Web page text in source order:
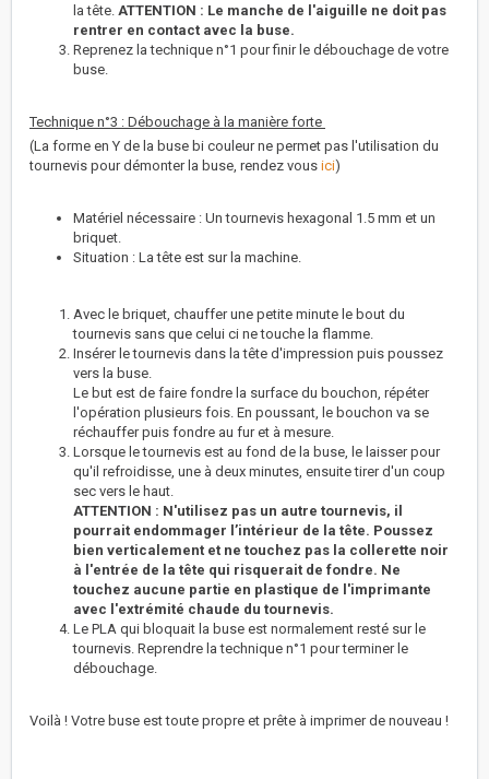
la tête. ATTENTION : Le manche de l'aiguille ne doit pas
rentrer en contact avec la buse.
Reprenez la technique n°1 pour finir le débouchage de votre
buse.
Technique n°3 : Débouchage à la manière forte
(La forme en Y de la buse bi couleur ne permet pas l'utilisation du
tournevis pour démonter la buse, rendez vous ici)
Matériel nécessaire : Un tournevis hexagonal 1.5 mm et un
briquet.
Situation : La tête est sur la machine.
Avec le briquet, chauffer une petite minute le bout du
tournevis sans que celui ci ne touche la flamme.
Insérer le tournevis dans la tête d'impression puis poussez
vers la buse.
Le but est de faire fondre la surface du bouchon, répéter
l'opération plusieurs fois. En poussant, le bouchon va se
réchauffer puis fondre au fur et à mesure.
Lorsque le tournevis est au fond de la buse, le laisser pour
qu'il refroidisse, une à deux minutes, ensuite tirer d'un coup
sec vers le haut.
ATTENTION : N'utilisez pas un autre tournevis, il
pourrait endommager l’intérieur de la tête. Poussez
bien verticalement et ne touchez pas la collerette noir
à l'entrée de la tête qui risquerait de fondre. Ne
touchez aucune partie en plastique de l'imprimante
avec l'extrémité chaude du tournevis.
Le PLA qui bloquait la buse est normalement resté sur le
tournevis. Reprendre la technique n°1 pour terminer le
débouchage.
Voilà ! Votre buse est toute propre et prête à imprimer de nouveau !